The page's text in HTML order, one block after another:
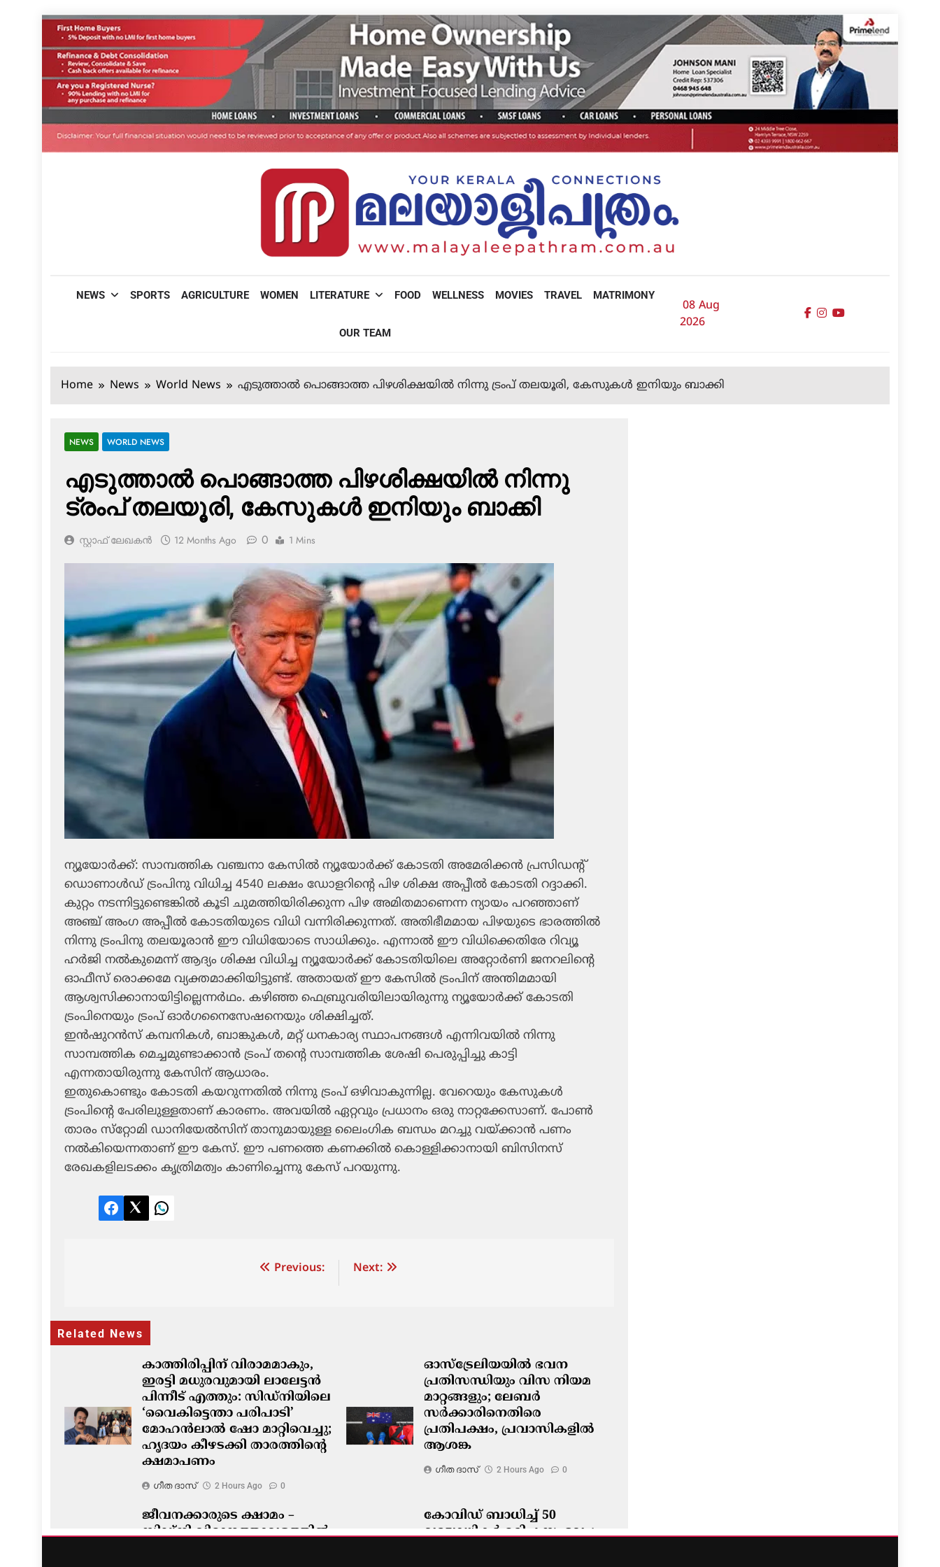
Skip
content
NEWS SPORTS AGRICULTURE WOMEN LITERATURE FOOD WELLNESS MOVIES TRAVEL MATRIMONY
OUR TEAM
08 Aug
2026
Home News World News എടുത്താല്‍ പൊങ്ങാത്ത പിഴശിക്ഷയില്‍ നിന്നു ട്രംപ് തലയൂരി, കേസുകള്‍ ഇനിയും ബാക്കി
NEWS WORLD NEWS
എടുത്താല്‍ പൊങ്ങാത്ത പിഴശിക്ഷയില്‍ നിന്നു
ട്രംപ് തലയൂരി, കേസുകള്‍ ഇനിയും ബാക്കി
സ്റ്റാഫ് ലേഖകൻ 12 Months Ago 0 1 Mins
ന്യൂയോര്‍ക്ക്: സാമ്പത്തിക വഞ്ചനാ കേസില്‍ ന്യൂയോര്‍ക്ക് കോടതി അമേരിക്കന്‍ പ്രസിഡന്റ്
ഡൊണാള്‍ഡ് ട്രംപിനു വിധിച്ച 4540 ലക്ഷം ഡോളറിന്റെ പിഴ ശിക്ഷ അപ്പീല്‍ കോടതി റദ്ദാക്കി.
കുറ്റം നടന്നിട്ടുണ്ടെങ്കില്‍ കൂടി ചുമത്തിയിരിക്കുന്ന പിഴ അമിതമാണെന്ന ന്യായം പറഞ്ഞാണ്
അഞ്ച് അംഗ അപ്പീല്‍ കോടതിയുടെ വിധി വന്നിരിക്കുന്നത്. അതിഭീമമായ പിഴയുടെ ഭാരത്തില്‍
നിന്നു ട്രംപിനു തലയൂരാന്‍ ഈ വിധിയോടെ സാധിക്കും. എന്നാല്‍ ഈ വിധിക്കെതിരേ റിവ്യൂ
ഹര്‍ജി നല്‍കുമെന്ന് ആദ്യം ശിക്ഷ വിധിച്ച ന്യൂയോര്‍ക്ക് കോടതിയിലെ അറ്റോര്‍ണി ജനറലിന്റെ
ഓഫീസ് രൊക്കമേ വ്യക്തമാക്കിയിട്ടുണ്ട്. അതായത് ഈ കേസില്‍ ട്രംപിന് അന്തിമമായി
ആശ്വസിക്കാനായിട്ടില്ലെന്നര്‍ഥം. കഴിഞ്ഞ ഫെബ്രുവരിയിലായിരുന്നു ന്യൂയോര്‍ക്ക് കോടതി
ട്രംപിനെയും ട്രംപ് ഓര്‍ഗനൈസേഷനെയും ശിക്ഷിച്ചത്.
ഇന്‍ഷുറന്‍സ് കമ്പനികള്‍, ബാങ്കുകള്‍, മറ്റ് ധനകാര്യ സ്ഥാപനങ്ങള്‍ എന്നിവയില്‍ നിന്നു
സാമ്പത്തിക മെച്ചമുണ്ടാക്കാന്‍ ട്രംപ് തന്റെ സാമ്പത്തിക ശേഷി പെരുപ്പിച്ചു കാട്ടി
എന്നതായിരുന്നു കേസിന് ആധാരം.
ഇതുകൊണ്ടും കോടതി കയറുന്നതില്‍ നിന്നു ട്രംപ് ഒഴിവാകുന്നില്ല. വേറെയും കേസുകള്‍
ട്രംപിന്റെ പേരിലുള്ളതാണ് കാരണം. അവയില്‍ ഏറ്റവും പ്രധാനം ഒരു നാറ്റക്കേസാണ്. പോണ്‍
താരം സ്‌റ്റോമി ഡാനിയേല്‍സിന് താനുമായുള്ള ലൈംഗിക ബന്ധം മറച്ചു വയ്ക്കാന്‍ പണം
നല്‍കിയെന്നതാണ് ഈ കേസ്. ഈ പണത്തെ കണക്കില്‍ കൊള്ളിക്കാനായി ബിസിനസ്
രേഖകളിലടക്കം കൃത്രിമത്വം കാണിച്ചെന്നു കേസ് പറയുന്നു.
Facebook
TwitterLinkedIn
Previous: Next:
Related News
കാത്തിരിപ്പിന് വിരാമമാകും,
ഇരട്ടി മധുരവുമായി ലാലേട്ടൻ
പിന്നീട് എത്തും: സിഡ്നിയിലെ
‘വൈകിട്ടെന്താ പരിപാടി’
മോഹൻലാൽ ഷോ മാറ്റിവെച്ചു;
ഹൃദയം കീഴടക്കി താരത്തിന്റെ
ക്ഷമാപണം
ഗീത ദാസ്‌ 2 Hours Ago 0
ഓസ്‌ട്രേലിയയിൽ ഭവന
പ്രതിസന്ധിയും വിസ നിയമ
മാറ്റങ്ങളും; ലേബർ
സർക്കാരിനെതിരെ
പ്രതിപക്ഷം, പ്രവാസികളിൽ
ആശങ്ക
ഗീത ദാസ്‌ 2 Hours Ago 0
ജീവനക്കാരുടെ ക്ഷാമം –
സിഡ്നി വിമാനത്താവളത്തിൽ
കോവിഡ് ബാധിച്ച് 50
വയോധികർ മരിച്ച സംഭവം;